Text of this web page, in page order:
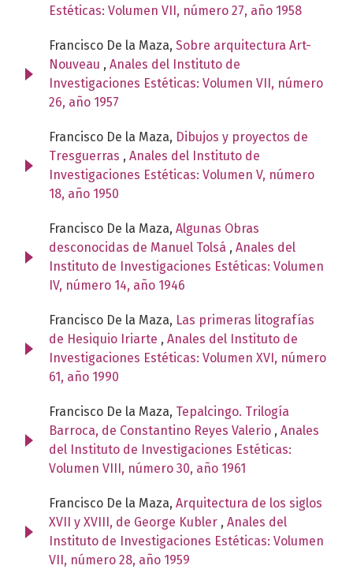
Estéticas: Volumen VII, número 27, año 1958
Francisco De la Maza, Sobre arquitectura Art-
Nouveau , Anales del Instituto de
Investigaciones Estéticas: Volumen VII, número
26, año 1957
Francisco De la Maza, Dibujos y proyectos de
Tresguerras , Anales del Instituto de
Investigaciones Estéticas: Volumen V, número
18, año 1950
Francisco De la Maza, Algunas Obras
desconocidas de Manuel Tolsá , Anales del
Instituto de Investigaciones Estéticas: Volumen
IV, número 14, año 1946
Francisco De la Maza, Las primeras litografías
de Hesiquio Iriarte , Anales del Instituto de
Investigaciones Estéticas: Volumen XVI, número
61, año 1990
Francisco De la Maza, Tepalcingo. Trilogía
Barroca, de Constantino Reyes Valerio , Anales
del Instituto de Investigaciones Estéticas:
Volumen VIII, número 30, año 1961
Francisco De la Maza, Arquitectura de los siglos
XVII y XVIII, de George Kubler , Anales del
Instituto de Investigaciones Estéticas: Volumen
VII, número 28, año 1959